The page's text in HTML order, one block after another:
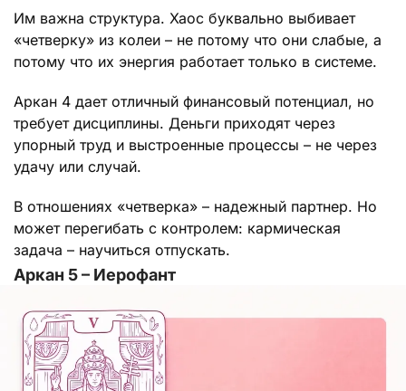
Им важна структура. Хаос буквально выбивает
«четверку» из колеи – не потому что они слабые, а
потому что их энергия работает только в системе.
Аркан 4 дает отличный финансовый потенциал, но
требует дисциплины. Деньги приходят через
упорный труд и выстроенные процессы – не через
удачу или случай.
В отношениях «четверка» – надежный партнер. Но
может перегибать с контролем: кармическая
задача – научиться отпускать.
Аркан 5 – Иерофант